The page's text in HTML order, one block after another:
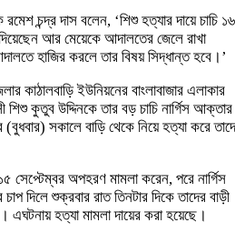
চন্দ্র দাস বলেন, ‘শিশু হত্যার দায়ে চাচি
আর মেয়েকে আদালতের জেলে রাখা
হাজির করলে তার বিষয় সিদ্ধান্ত হবে।’
কাঠালবাড়ি ইউনিয়নের বাংলাবাজার এলাকার
কুতুব উদ্দিনকে তার বড় চাচি নার্গিস আক্তার
সকালে বাড়ি থেকে নিয়ে হত্যা করে
সেপ্টেম্বর অপহরণ মামলা করেন, পরে নার্গিস
দিলে শুক্রবার রাত তিনটার দিকে তাদের বাড়ী
হত্যা মামলা দায়ের করা হয়েছে।